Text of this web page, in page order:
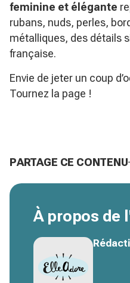
feminine et élégante
rubans, nuds, perles,
métalliques, des détails
française.
Envie de jeter un coup
Tournez la page !
PARTAGE CE CONTENU
À propos de